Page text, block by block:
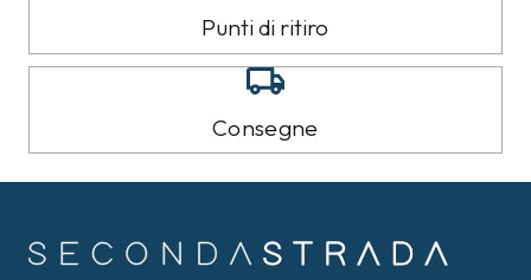
Punti di ritiro
Consegne